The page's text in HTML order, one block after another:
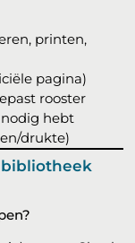
printen,
pagina)
rooster
hebt
drukte)
bibliotheek